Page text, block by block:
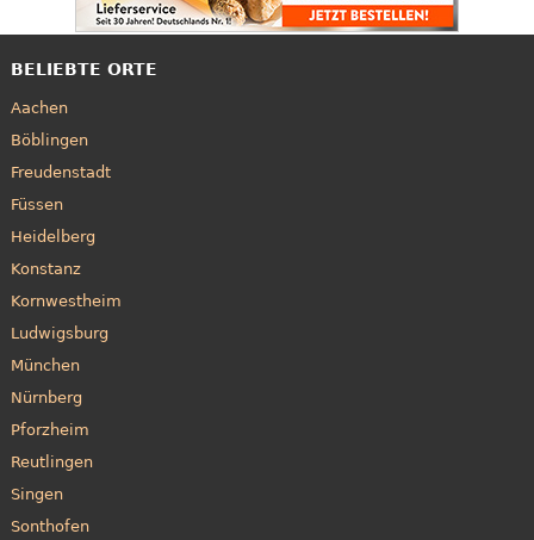
BELIEBTE ORTE
Aachen
Böblingen
Freudenstadt
Füssen
Heidelberg
Konstanz
Kornwestheim
Ludwigsburg
München
Nürnberg
Pforzheim
Reutlingen
Singen
Sonthofen